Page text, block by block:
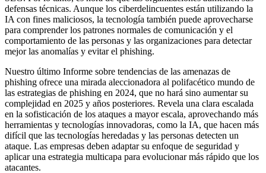
defensas técnicas. Aunque los ciberdelincuentes están utilizando la
IA con fines maliciosos, la tecnología también puede aprovecharse
para comprender los patrones normales de comunicación y el
comportamiento de las personas y las organizaciones para detectar
mejor las anomalías y evitar el phishing.
Nuestro último Informe sobre tendencias de las amenazas de
phishing ofrece una mirada aleccionadora al polifacético mundo de
las estrategias de phishing en 2024, que no hará sino aumentar su
complejidad en 2025 y años posteriores. Revela una clara escalada
en la sofisticación de los ataques a mayor escala, aprovechando más
herramientas y tecnologías innovadoras, como la IA, que hacen más
difícil que las tecnologías heredadas y las personas detecten un
ataque. Las empresas deben adaptar su enfoque de seguridad y
aplicar una estrategia multicapa para evolucionar más rápido que los
atacantes.